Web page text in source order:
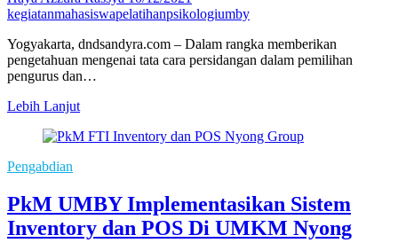
kegiatanmahasiswapelatihanpsikologiumby
Yogyakarta, dndsandyra.com – Dalam rangka memberikan
pengetahuan mengenai tata cara persidangan dalam pemilihan
pengurus dan…
Lebih LanjutDPM
UMBY
Untuk
Mahasiswa
Pengabdian
PkM UMBY Implementasikan Sistem
Inventory dan POS Di UMKM Nyong